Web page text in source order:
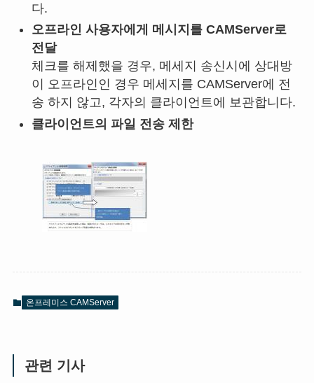
다.
오프라인 사용자에게 메시지를 CAMServer로
전달
체크를 해제했을 경우, 메세지 송신시에 상대방
이 오프라인인 경우 메세지를 CAMServer에 전
송 하지 않고, 각자의 클라이언트에 보관합니다.
클라이언트의 파일 전송 제한
온프레미스 CAMServer
관련 기사